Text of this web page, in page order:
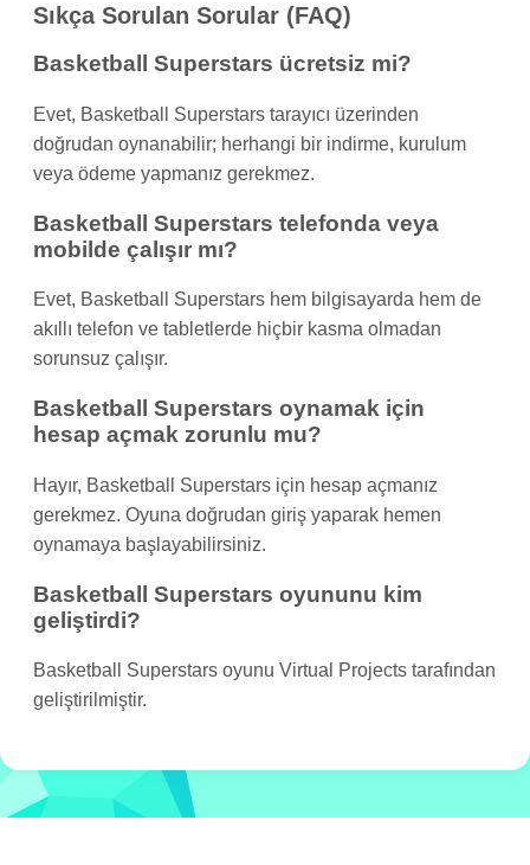
Sıkça Sorulan Sorular (FAQ)
Basketball Superstars ücretsiz mi?
Evet, Basketball Superstars tarayıcı üzerinden
doğrudan oynanabilir; herhangi bir indirme, kurulum
veya ödeme yapmanız gerekmez.
Basketball Superstars telefonda veya
mobilde çalışır mı?
Evet, Basketball Superstars hem bilgisayarda hem de
akıllı telefon ve tabletlerde hiçbir kasma olmadan
sorunsuz çalışır.
Basketball Superstars oynamak için
hesap açmak zorunlu mu?
Hayır, Basketball Superstars için hesap açmanız
gerekmez. Oyuna doğrudan giriş yaparak hemen
oynamaya başlayabilirsiniz.
Basketball Superstars oyununu kim
geliştirdi?
Basketball Superstars oyunu Virtual Projects tarafından
geliştirilmiştir.